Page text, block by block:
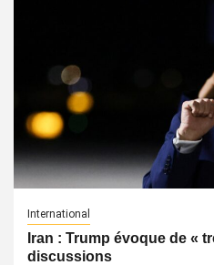
International
Iran : Trump évoque de «
discussions